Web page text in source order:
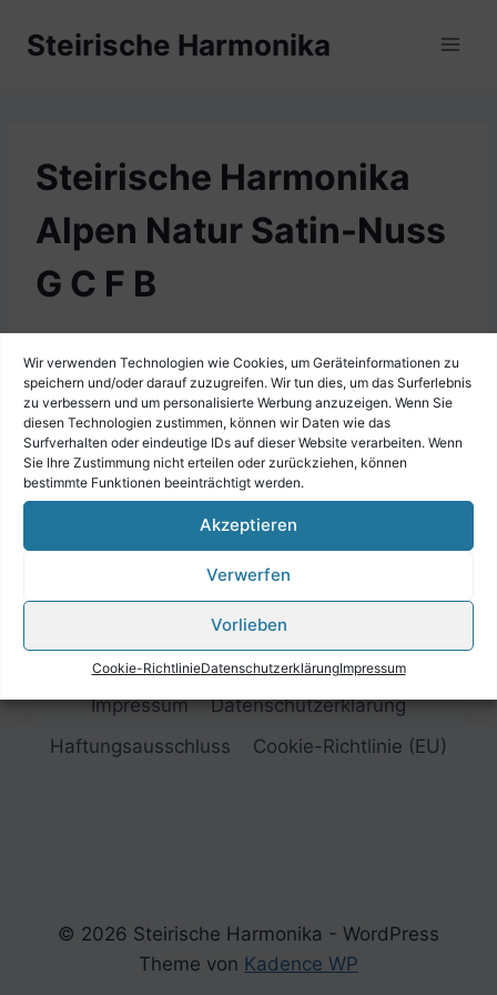
Wir verwenden Technologien wie Cookies, um Geräteinformationen zu
speichern und/oder darauf zuzugreifen. Wir tun dies, um das Surferlebnis
zu verbessern und um personalisierte Werbung anzuzeigen. Wenn Sie
diesen Technologien zustimmen, können wir Daten wie das
Surfverhalten oder eindeutige IDs auf dieser Website verarbeiten. Wenn
Sie Ihre Zustimmung nicht erteilen oder zurückziehen, können
bestimmte Funktionen beeinträchtigt werden.
Akzeptieren
Verwerfen
Vorlieben
Cookie-RichtlinieDatenschutzerklärungImpressum
InhaltSteirische Harmonika
Steirische Harmonika
Alpen Natur Satin-Nuss
G C F B
Impressum
Datenschutzerklärung
Haftungsausschluss
Cookie-Richtlinie (EU)
© 2026 Steirische Harmonika - WordPress
Theme von Kadence WP